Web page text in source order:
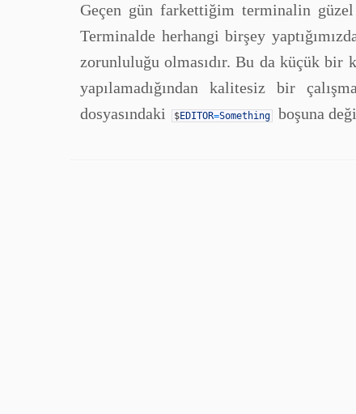
Geçen gün farkettiğim terminalin
Terminalde herhangi birşey
zorunluluğu olmasıdır. Bu da küçük bir
yapılamadığından kalitesiz bir
dosyasındaki $EDITOR=Something boşuna